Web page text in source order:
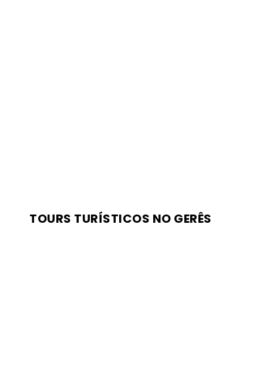
TOURS TURÍSTICOS NO GERÊS